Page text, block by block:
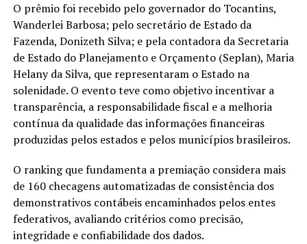
O prêmio foi recebido pelo governador do Tocantins,
Wanderlei Barbosa; pelo secretário de Estado da
Fazenda, Donizeth Silva; e pela contadora da Secretaria
de Estado do Planejamento e Orçamento (Seplan), Maria
Helany da Silva, que representaram o Estado na
solenidade. O evento teve como objetivo incentivar a
transparência, a responsabilidade fiscal e a melhoria
contínua da qualidade das informações financeiras
produzidas pelos estados e pelos municípios brasileiros.
O ranking que fundamenta a premiação considera mais
de 160 checagens automatizadas de consistência dos
demonstrativos contábeis encaminhados pelos entes
federativos, avaliando critérios como precisão,
integridade e confiabilidade dos dados.